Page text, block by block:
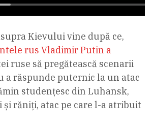
Kievului vine după ce,
rus Vladimir Putin a
ruse să pregătească scenarii
a răspunde puternic la un atac
studențesc din Luhansk,
și răniți, atac pe care l-a atribuit